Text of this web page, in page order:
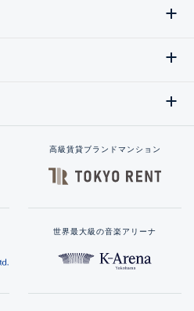
高級賃貸ブランドマンション
世界最大級の音楽アリーナ